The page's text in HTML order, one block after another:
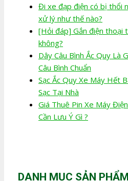
Đi xe đạp điện có bị thổi
xử lý như thế nào?
[Hỏi đáp] Gắn điện thoại
không?
Dây Câu Bình Ắc Quy Là
Câu Bình Chuẩn
Sạc Ắc Quy Xe Máy Hết
Sạc Tại Nhà
Giá Thuê Pin Xe Máy
Cần Lưu Ý Gì ?
DANH MỤC SẢN PHẨM